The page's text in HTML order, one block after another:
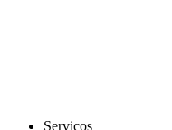
Serviços